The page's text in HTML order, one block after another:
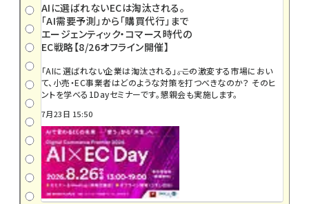
AIに選ばれないECは淘汰される。
「AI需要予測」から「購買代行」まで
エージェンティック・コマース時代の
EC戦略【8/26オフライン開催】
「AIに選ばれない企業は淘汰される」――。この激変する市場におい
て、小売・EC事業者はどのような対策を打つべきなのか？ そのヒ
ントを学べる1Dayセミナーです。懇親会も実施します。
7月23日 15:50